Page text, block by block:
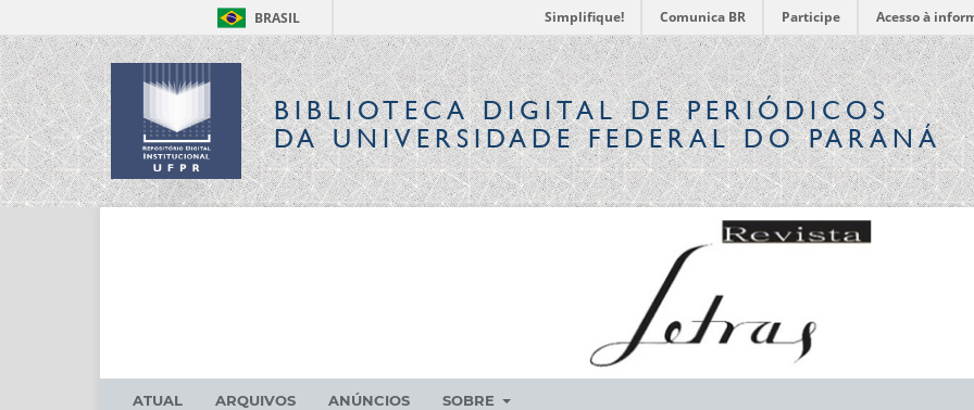
BRASIL Simplifique! Comunica BR Participe Acesso à
BIBLIOTECA DIGITALDE PERIÓDICOS
DA UNIVERSIDADE FEDERAL DO PARANÁ
ATUAL ARQUIVOS ANÚNCIOS SOBRE